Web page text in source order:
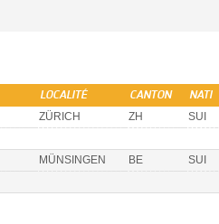
LOCALITÉ CANTON NATI
ZÜRICH ZH SUI
MÜNSINGEN BE SUI